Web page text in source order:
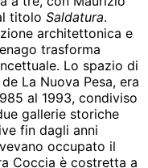
titolo Saldatura.
architettonica e
trasforma
Lo spazio di
La Nuova Pesa, era
al 1993, condiviso
gallerie storiche
fin dagli anni
occupato il
Coccia è costretta a